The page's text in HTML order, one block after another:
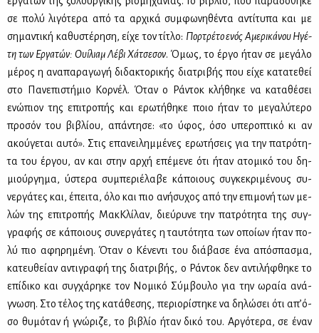
σε πο­λύ λι­γό­τε­ρα από τα αρ­χι­κά συμ­φω­νη­θέ­ντα αντί­τυ­πα και με
ση­μα­ντι­κή κα­θυ­στέ­ρη­ση, εί­χε τον τί­τλο: Πορ­τρέ­το ενός Αμε­ρι­κά­νου Ηγέ­
τη των Ερ­γα­τών: Ουί­λιαμ Λέ­βι Χά­τσε­σον. Όμως, το έρ­γο ήταν σε με­γά­λο
μέ­ρος η ανα­πα­ρα­γω­γή δι­δα­κτο­ρι­κής δια­τρι­βής που εί­χε κα­τα­τε­θεί
στο Πα­νε­πι­στή­μιο Κορ­νέλ. Όταν ο Ρά­ντοκ κλή­θη­κε να κα­τα­θέ­σει
ενώ­πιον της επι­τρο­πής και ερω­τή­θη­κε ποιο ήταν το με­γα­λύ­τε­ρο
προ­σόν του βι­βλί­ου, απά­ντη­σε: «το ύφος, όσο υπε­ρο­πτι­κό κι αν
ακού­γε­ται αυ­τό». Στις επα­νει­λημ­μέ­νες ερω­τή­σεις για την πα­τρό­τη­
τα του έρ­γου, αν και στην αρ­χή επέ­με­νε ότι ήταν ατο­μι­κό του δη­
μιούρ­γη­μα, ύστε­ρα συ­μπε­ριέ­λα­βε κά­ποιους συ­γκε­κρι­μέ­νους συ­
νερ­γά­τες και, έπει­τα, όλο και πιο ανή­συ­χος από την επι­μο­νή των με­
λών της επι­τρο­πής Μακ­Κλί­λαν, διεύ­ρυ­νε την πα­τρό­τη­τα της συγ­
γρα­φής σε κά­ποιους συ­νερ­γά­τες η ταυ­τό­τη­τα των οποί­ων ήταν πο­
λύ πιο αφη­ρη­μέ­νη. Όταν ο Κέ­νε­ντι του διά­βα­σε ένα από­σπα­σμα,
κα­τευ­θεί­αν αντι­γρα­φή της δια­τρι­βής, ο Ρά­ντοκ δεν αντι­λή­φθη­κε το
επί­δι­κο και συγ­χά­ρη­κε τον Νο­μι­κό Σύμ­βου­λο για την ωραία ανά­
γνω­ση. Στο τέ­λος της κα­τά­θε­σης, πε­ριο­ρί­στη­κε να δη­λώ­σει ότι απ’ό­
σο θυ­μό­ταν ή γνώ­ρι­ζε, το βι­βλίο ήταν δι­κό του. Αρ­γό­τε­ρα, σε έναν